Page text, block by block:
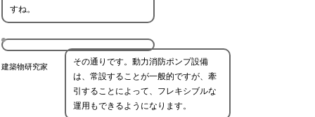
すね。
建築物研究家
その通りです。動力消防ポンプ設備
は、常設することが一般的ですが、牽
引することによって、フレキシブルな
運用もできるようになります。